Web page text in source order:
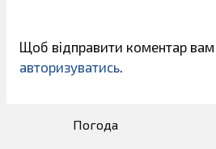
Щоб відправити коментар вам
авторизуватись.
Погода